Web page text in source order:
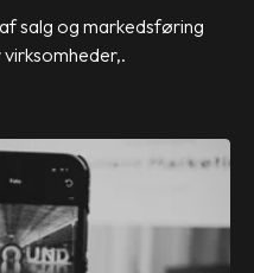
salg og markedsføring